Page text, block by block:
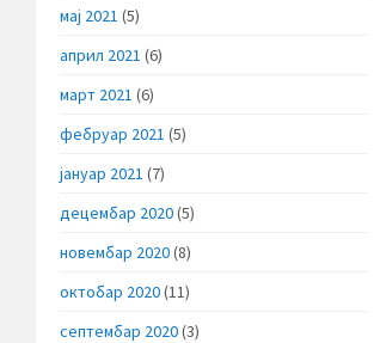
мај 2021 (5)
април 2021 (6)
март 2021 (6)
фебруар 2021 (5)
јануар 2021 (7)
децембар 2020(5)
новембар 2020(8)
октобар 2020(11)
септембар 2020(3)